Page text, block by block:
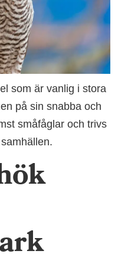
som är vanlig i stora
på sin snabba och
småfåglar och trivs